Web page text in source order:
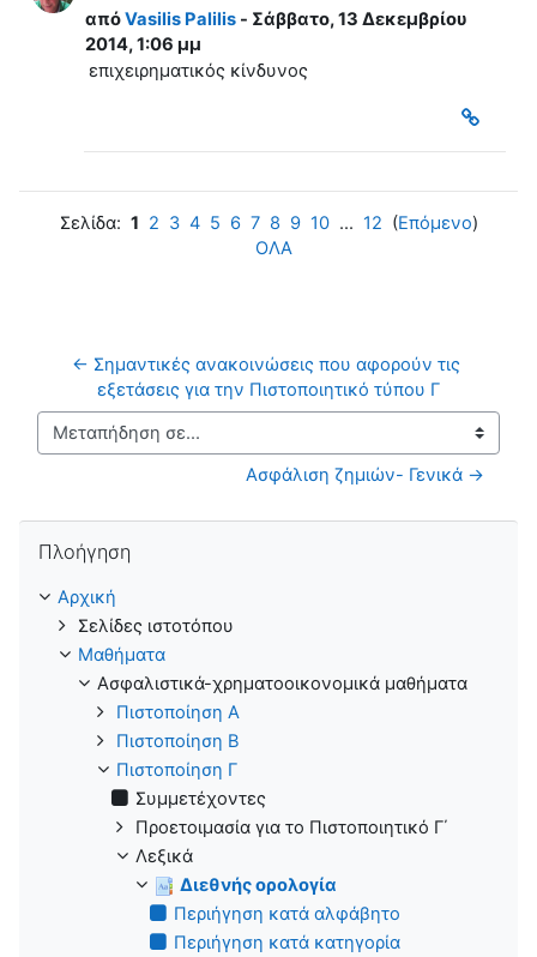
απόVasilis Palilis- Σάββατο, 13 Δεκεμβρίου
2014, 1:06 μμ
επιχειρηματικός κίνδυνος
Σελίδα: 1 2 3 4 5 6 7 8 9 10... 12 (Επόμενο)
ΟΛΑ
← Σημαντικές ανακοινώσεις που αφορούν τις
εξετάσεις για την Πιστοποιητικό τύπου Γ
Μεταπήδηση σε...
Ασφάλιση ζημιών- Γενικά →
Πλοήγηση
Αρχική
Σελίδες ιστοτόπου
Μαθήματα
Ασφαλιστικά-χρηματοοικονομικά μαθήματα
Πιστοποίηση Α
Πιστοποίηση B
Πιστοποίηση Γ
Συμμετέχοντες
Προετοιμασία για το Πιστοποιητικό Γ΄
Λεξικά
Διεθνής ορολογία
Περιήγηση κατά αλφάβητο
Περιήγηση κατά κατηγορία